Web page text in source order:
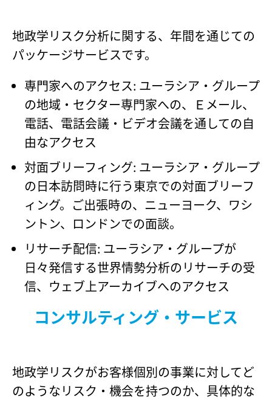
地政学リスク分析に関する、年間を通じての
パッケージサービスです。
専門家へのアクセス: ユーラシア・グループ
の地域・セクター専門家への、Ｅメール、
電話、電話会議・ビデオ会議を通しての自
由なアクセス
対面ブリーフィング: ユーラシア・グループ
の日本訪問時に行う東京での対面ブリーフ
ィング。ご出張時の、ニューヨーク、ワシ
ントン、ロンドンでの面談。
リサーチ配信: ユーラシア・グループが
日々発信する世界情勢分析のリサーチの受
信、ウェブ上アーカイブへのアクセス
コンサルティング・サービス
地政学リスクがお客様個別の事業に対してど
のようなリスク・機会を持つのか、具体的な